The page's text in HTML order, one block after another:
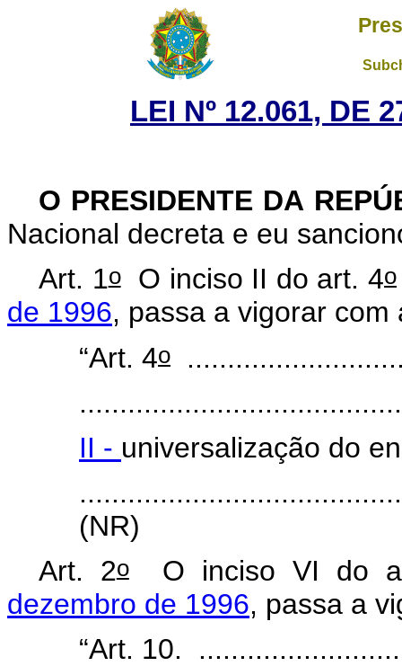
LEI Nº 12.061, DE
O PRESIDENTE DA
Nacional decreta e eu
Art. 1oO inciso II do art. 4o
de 1996, passa a vigorar
“Art. 4o
II - universalização do
(NR)
Art. 2oO inciso VI do
dezembro de 1996, passa a
“Art. 10.